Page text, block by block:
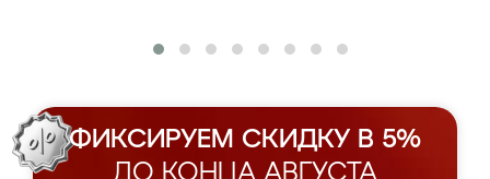
ФИКСИРУЕМ СКИДКУ В 5%
ДО КОНЦА АВГУСТА